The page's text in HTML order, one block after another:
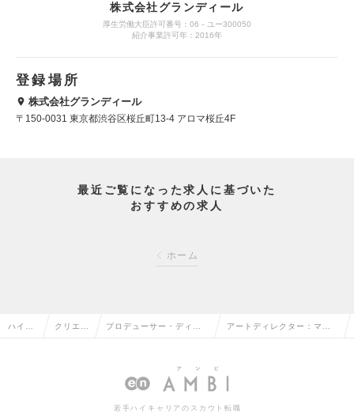
株式会社グランディール
厚生労働大臣許可番号：06－ユー300050
紹介事業許可年：2016年
登録場所
株式会社グランディール
〒150-0031 東京都渋谷区桜丘町13-4 アロマ桜丘4F
最近ご覧になった求人に基づいた
おすすめの求人
ホーム
ハイク クリエイ プロデューサー・ディレ
ル・ゲーム関連）の転職
アートディレクター：マー
～Mgr候補）の求人情報
若手ハイキャリアのスカウト転職